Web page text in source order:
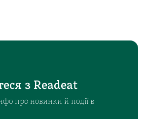
з Readeat
про новинки й події в